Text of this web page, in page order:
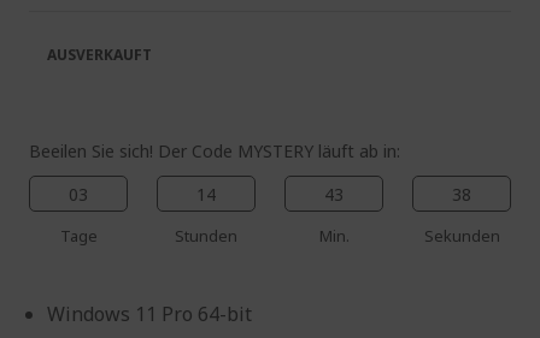
Beeilen Sie sich! Der Code MYSTERY läuft ab in:
03
Tage
14
Stunden
43
Min.
38
Sekunden
Windows 11 Pro 64-bit
AUSVERKAUFT